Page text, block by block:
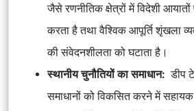
जैसे रणनीतिक क्षेत्रों में विदेशी आयातों
करता है तथा वैश्विक आपूर्ति शृंखला
की संवेदनशीलता को घटाता है।
स्थानीय चुनौतियों का समाधान: डीप
समाधानों को विकसित करने में